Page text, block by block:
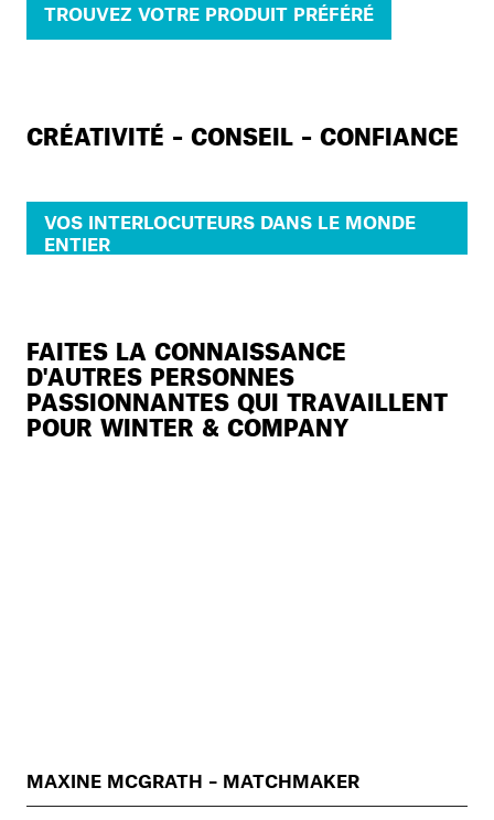
TROUVEZ VOTRE PRODUIT PRÉFÉRÉ
CRÉATIVITÉ – CONSEIL – CONFIANCE
VOS INTERLOCUTEURS DANS LE MONDE
ENTIER
FAITES LA CONNAISSANCE
D'AUTRES PERSONNES
PASSIONNANTES QUI TRAVAILLENT
POUR WINTER & COMPANY
MAXINE MCGRATH – MATCHMAKER